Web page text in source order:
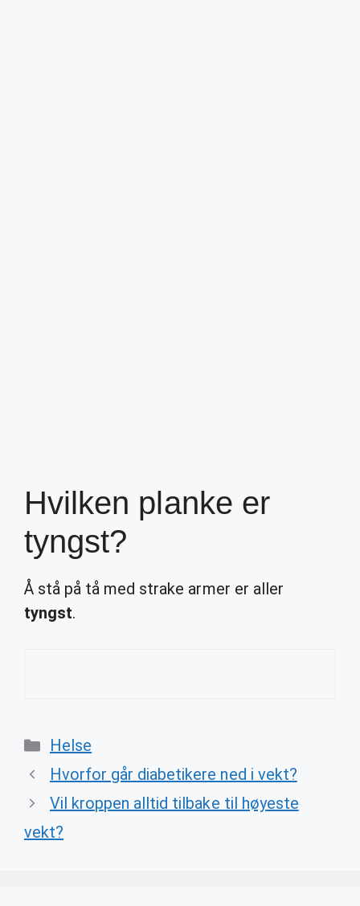
Hvilken planke er
tyngst?
Å stå på tå med strake armer er aller
tyngst.
Categories
Helse
Hvorfor går diabetikere ned i vekt?
Vil kroppen alltid tilbake til høyeste
vekt?